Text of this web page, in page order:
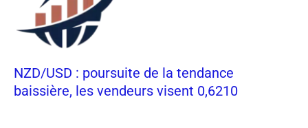
NZD/USD : poursuite de la tendance
baissière, les vendeurs visent 0,6210